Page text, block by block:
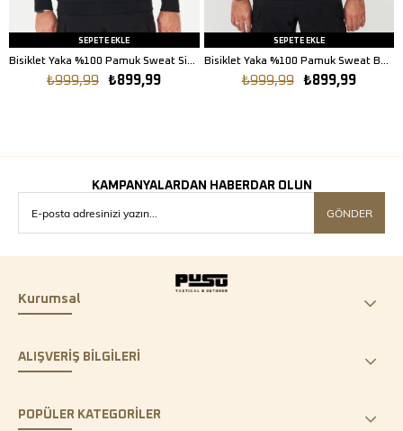
SEPETE EKLE
Bisiklet Yaka %100 Pamuk Sweat Siyah
₺899,99
₺999,99
SEPETE EKLE
Bisiklet Yaka %100 Pamuk Sweat Beyaz
₺899,99
₺999,99
KAMPANYALARDAN HABERDAR OLUN
GÖNDER
Kurumsal
ALIŞVERİŞ BİLGİLERİ
POPÜLER KATEGORİLER